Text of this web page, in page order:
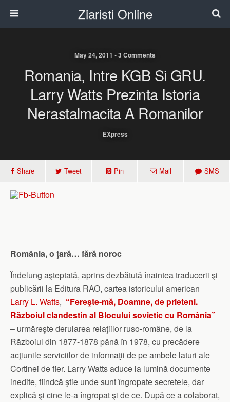
Ziaristi Online
May 24, 2011 • 3 Comments
Romania, Intre KGB Si GRU.
Larry Watts Prezinta Istoria
Nerastalmacita A Romanilor
EXpress
Share Tweet Pin Mail SMS
România, o ţară… fără noroc
Îndelung aşteptată, aprins dezbătută înaintea traducerii şi
publicării la Editura RAO, cartea istoricului american
Larry L. Watts, “Fereşte-mă, Doamne, de prieteni.
Războiul clandestin al Blocului sovietic cu România”
– urmăreşte derularea relaţiilor ruso-române, de la
Războiul din 1877-1878 până în 1978, cu precădere
acţiunile serviciilor de informaţii de pe ambele laturi ale
Cortinei de fier. Larry Watts aduce la lumină documente
inedite, fiindcă ştie unde sunt îngropate secretele, dar
explică şi cine le-a îngropat şi de ce. După ce a colaborat,